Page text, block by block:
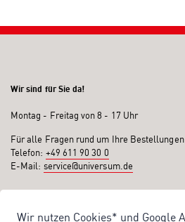
Wir nutzen Cookies* und Google
Wir sind für Sie da!
Montag - Freitag von 8 - 17 Uhr
Für alle Fragen rund um Ihre
Telefon: +49 611 90 30 0
E-Mail: service@universum.de